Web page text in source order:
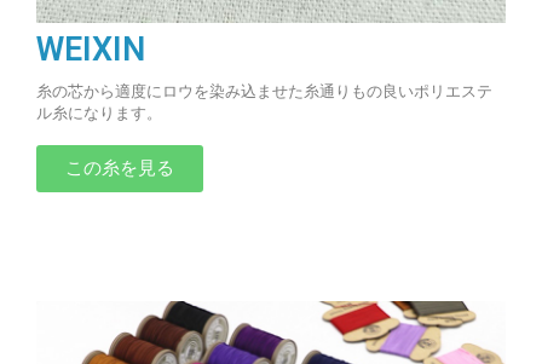
WEIXIN
糸の芯から適度にロウを染み込ませた糸通りもの良いポリエステ
ル糸になります。
この糸を見る